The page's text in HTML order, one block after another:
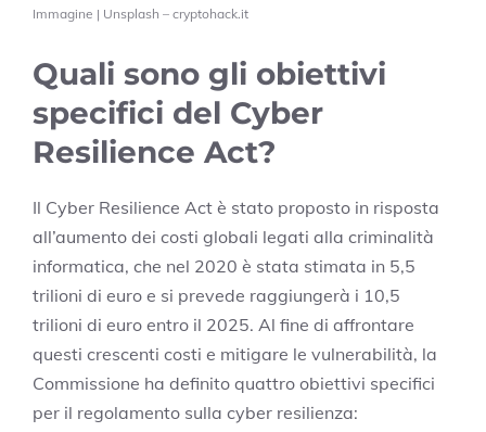
Immagine | Unsplash – cryptohack.it
Quali sono gli obiettivi
specifici del Cyber
Resilience Act?
Il Cyber Resilience Act è stato proposto in risposta
all’aumento dei costi globali legati alla criminalità
informatica, che nel 2020 è stata stimata in 5,5
trilioni di euro e si prevede raggiungerà i 10,5
trilioni di euro entro il 2025. Al fine di affrontare
questi crescenti costi e mitigare le vulnerabilità, la
Commissione ha definito quattro obiettivi specifici
per il regolamento sulla cyber resilienza: